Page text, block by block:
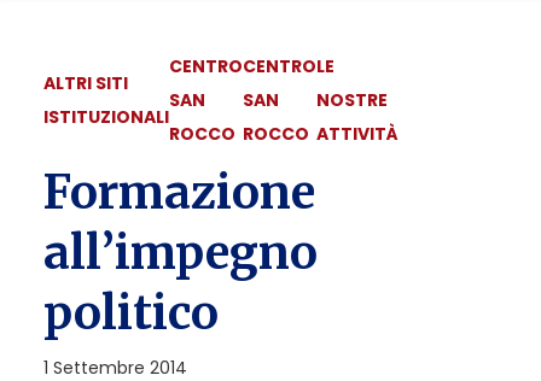
ALTRI SITI
ISTITUZIONALI
CENTRO
SAN
ROCCO
CENTRO
SAN
ROCCO
LE
NOSTRE
ATTIVITÀ
Formazione
all’impegno
politico
1 Settembre 2014